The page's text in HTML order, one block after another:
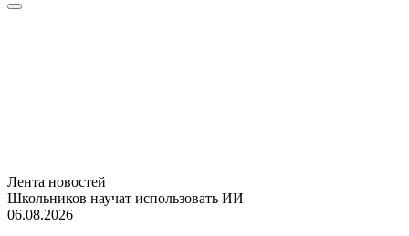
Лента новостей
Школьников научат использовать ИИ
06.08.2026